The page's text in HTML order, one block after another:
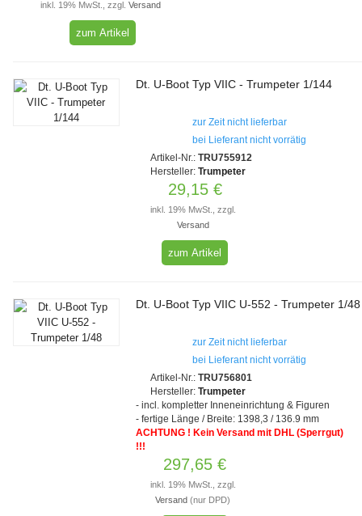
inkl. 19% MwSt., zzgl. Versand
zum Artikel
Dt. U-Boot Typ VIIC - Trumpeter 1/144
zur Zeit nicht lieferbar
bei Lieferant nicht vorrätig
Artikel-Nr.: TRU755912
Hersteller: Trumpeter
29,15 €
inkl. 19% MwSt., zzgl.
Versand
zum Artikel
Dt. U-Boot Typ VIIC U-552 - Trumpeter 1/48
zur Zeit nicht lieferbar
bei Lieferant nicht vorrätig
Artikel-Nr.: TRU756801
Hersteller: Trumpeter
- incl. kompletter Inneneinrichtung & Figuren
- fertige Länge / Breite: 1398,3 / 136.9 mm
ACHTUNG ! Kein Versand mit DHL (Sperrgut)
!!!
297,65 €
inkl. 19% MwSt., zzgl.
Versand (nur DPD)